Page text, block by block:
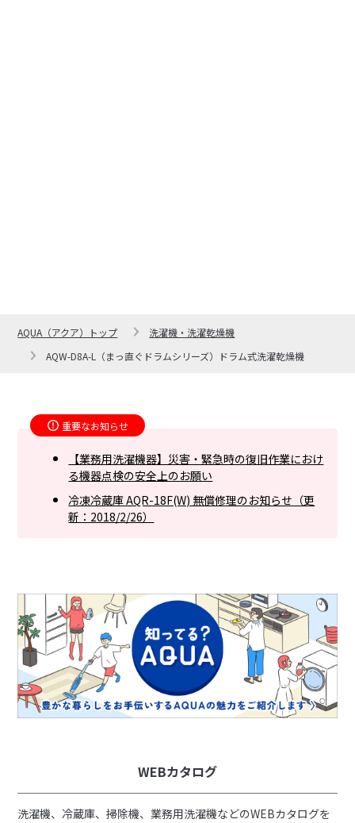
AQUA（アクア）トップ
洗濯機・洗濯乾燥機
AQW-D8A-L（まっ直ぐドラムシリーズ）ドラム式洗濯乾燥機
重要なお知らせ
【業務用洗濯機器】災害・緊急時の復旧作業におけ
る機器点検の安全上のお願い
冷凍冷蔵庫 AQR-18F(W) 無償修理のお知らせ（更
新：2018/2/26）
WEBカタログ
洗濯機、冷蔵庫、掃除機、業務用洗濯機などのWEBカタログを